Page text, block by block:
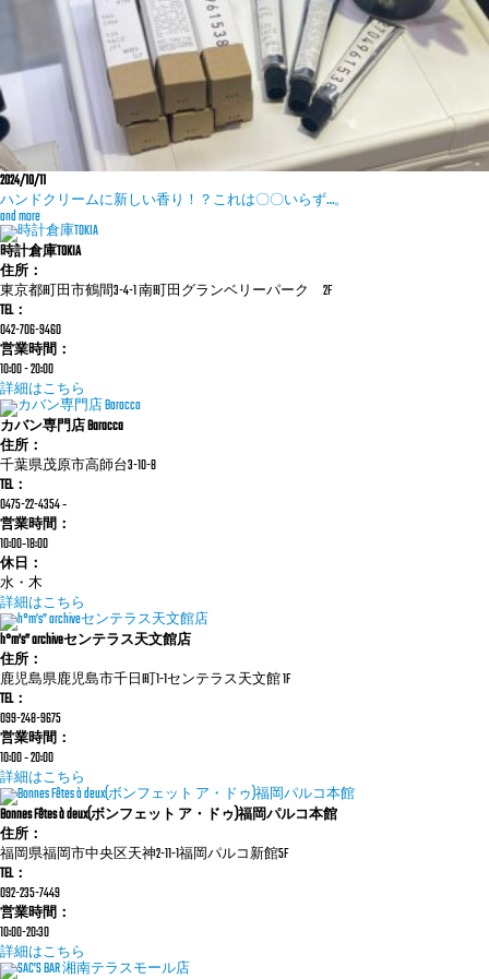
2024/10/11
ハンドクリームに新しい香り！？これは〇〇いらず…。
and more
時計倉庫TOKIA
住所：
東京都町田市鶴間3-4-1 南町田グランベリーパーク 2F
TEL：
042-706-9460
営業時間：
10:00 - 20:00
詳細はこちら
カバン専門店 Baracca
住所：
千葉県茂原市高師台3-10-8
TEL：
0475-22-4354 ‐
営業時間：
10:00‐18:00
休日：
水・木
詳細はこちら
h°m’s” archiveセンテラス天文館店
住所：
鹿児島県鹿児島市千日町1-1センテラス天文館 1F
TEL：
099-248-9675
営業時間：
10:00 ‐ 20:00
詳細はこちら
Bonnes Fêtes à deux(ボンフェット ア・ドゥ)福岡パルコ本館
住所：
福岡県福岡市中央区天神2-11-1福岡パルコ新館5F
TEL：
092-235-7449
営業時間：
10:00-20:30
詳細はこちら